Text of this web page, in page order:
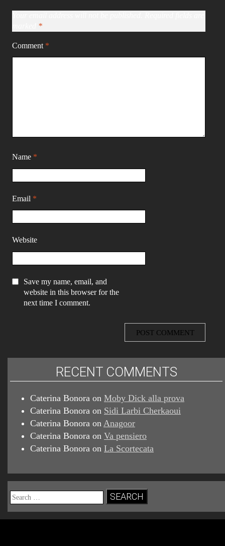
*
Comment *
Name *
Email *
Website
Save my name, email, and
website in this browser for the
next time I comment.
RECENT COMMENTS
Caterina Bonora on Moby Dick alla prova
Caterina Bonora on Sidi Larbi Cherkaoui
Caterina Bonora on Anagoor
Caterina Bonora on Va pensiero
Caterina Bonora on La Scortecata
Search
for: